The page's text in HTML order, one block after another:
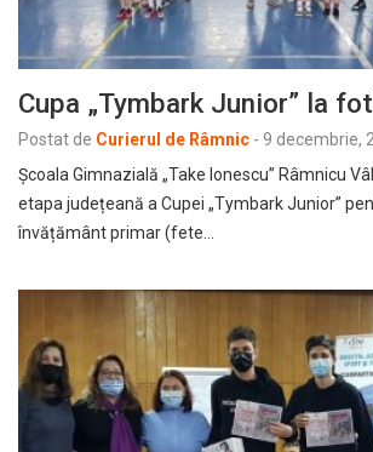
Cupa „Tymbark Junior” la
Postat de Curierul de Râmnic - 9 decembrie,
Școala Gimnazială „Take Ionescu” Râmnicu
etapa județeană a Cupei „Tymbark Junior”
învățământ primar (fete…